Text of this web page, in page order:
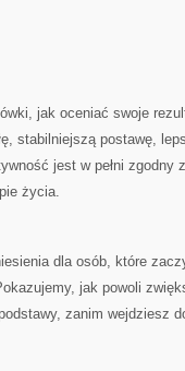
jak oceniać swoje
stabilniejszą postawę,
jest w pełni zgodny
życia.
dla osób, które
jak powoli
zanim wejdziesz